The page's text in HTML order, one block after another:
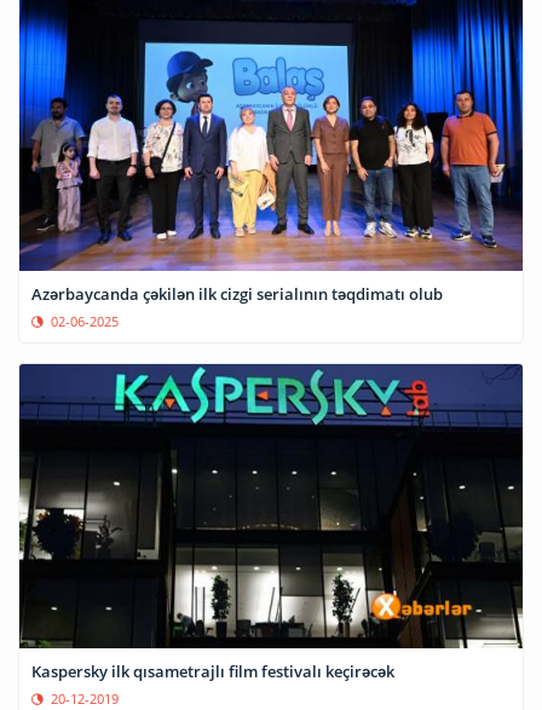
Azərbaycanda çəkilən ilk cizgi serialının təqdimatı olub
02-06-2025
Kaspersky ilk qısametrajlı film festivalı keçirəcək
20-12-2019